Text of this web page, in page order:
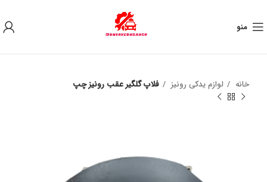
منو
خانه لوازم یدکی رونیز فلاپ گلگیر عقب رونیز چپ
به علت نوسان ارز ، لطفا قبل از خرید تماس بگیرید.